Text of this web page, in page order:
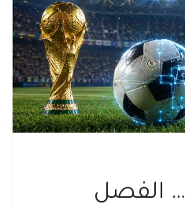
مونديال 2026… الفصل